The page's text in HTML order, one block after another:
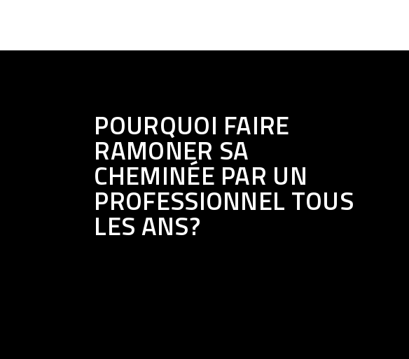
POURQUOI FAIRE
RAMONER SA
CHEMINÉE PAR UN
PROFESSIONNEL TOUS
LES ANS?